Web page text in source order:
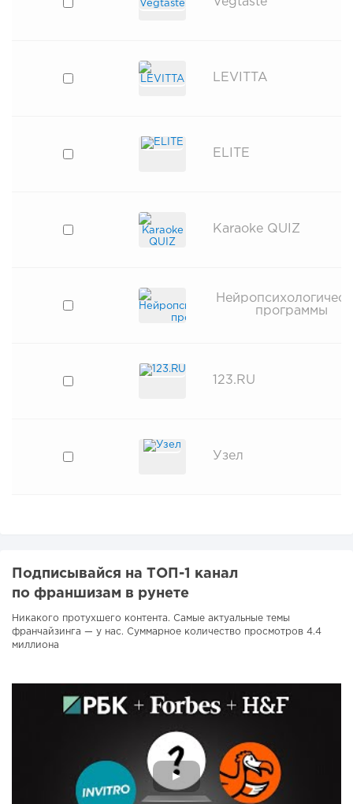
LEVITTA
ELITE
Karaoke QUIZ
программы
123.RU
Узел
Подписывайся на ТОП-1 канал
по франшизам в рунете
Никакого протухшего контента. Самые актуальные темы
франчайзинга — у нас. Суммарное количество просмотров 4.4
миллиона